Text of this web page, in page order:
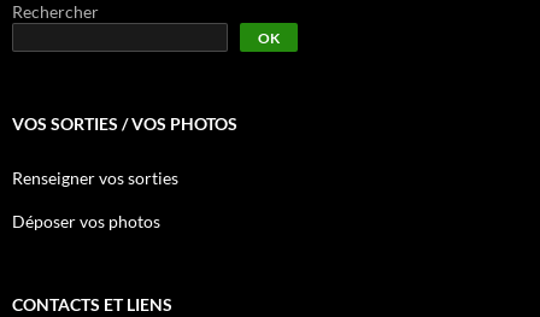
Rechercher
OK
VOS SORTIES / VOS PHOTOS
Renseigner vos sorties
Déposer vos photos
CONTACTS ET LIENS